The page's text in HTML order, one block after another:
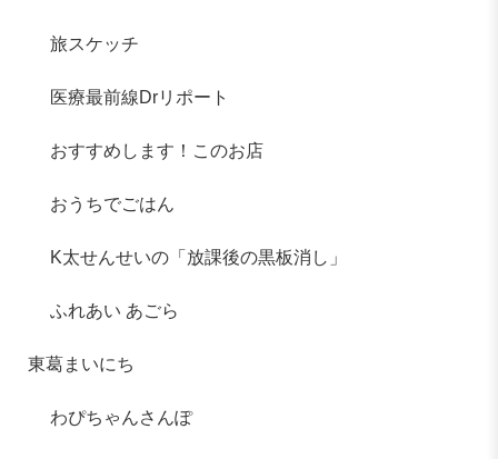
旅スケッチ
医療最前線Drリポート
おすすめします！このお店
おうちでごはん
K太せんせいの「放課後の黒板消し」
ふれあい あごら
東葛まいにち
わぴちゃんさんぽ